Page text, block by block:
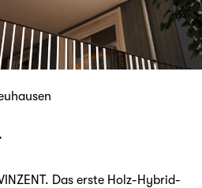
Das erste Holz-Hybrid-